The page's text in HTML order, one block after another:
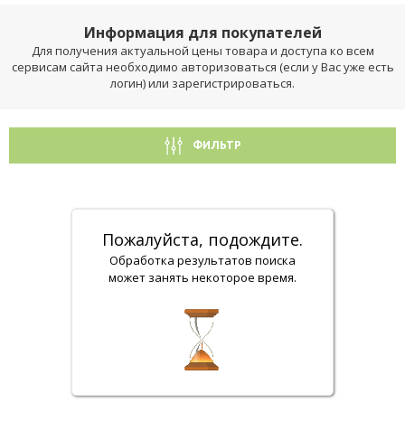
Информация для покупателей
Для получения актуальной цены товара и доступа ко всем
сервисам сайта необходимо авторизоваться (если у Вас уже есть
логин) или зарегистрироваться.
ФИЛЬТР
Пожалуйста, подождите.
Обработка результатов поиска
может занять некоторое время.